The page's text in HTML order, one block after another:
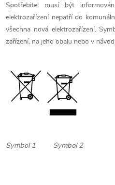
Spotřebitel musí být
elektrozařízení nepatří do
všechna nová elektrozařízení.
zařízení, na jeho obalu nebo v
Symbol 1 Symbol 2